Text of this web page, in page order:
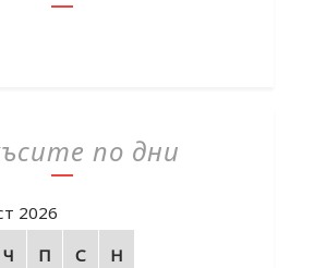
по дни
2026
Ч П С Н